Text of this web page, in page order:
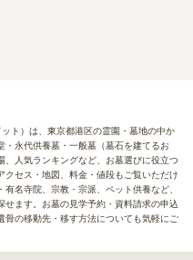
ト）は、東京都港区の霊園・墓地の中か
・永代供養墓・一般墓（墓石を建てるお
人気ランキングなど、お墓選びに役立つ
セス・地図、料金・値段もご覧いただけ
名寺院、宗教・宗派、ペット供養など、
ます。お墓の見学予約・資料請求の申込
骨の移動先・移す方法についても気軽にご